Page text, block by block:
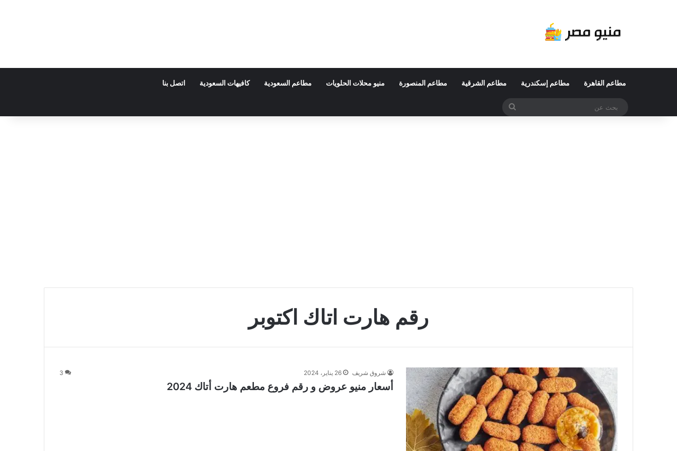
مطاعم القاهرة مطاعم إسكندرية مطاعم الشرقية مطاعم المنصورة منيو محلات الحلويات مطاعم السعودية كافيهات السعودية اتصل بنا
رقم هارت اتاك اكتوبر
شروق شريف 26 يناير، 2024 3
أسعار منيو عروض و رقم فروع مطعم هارت أتاك 2024